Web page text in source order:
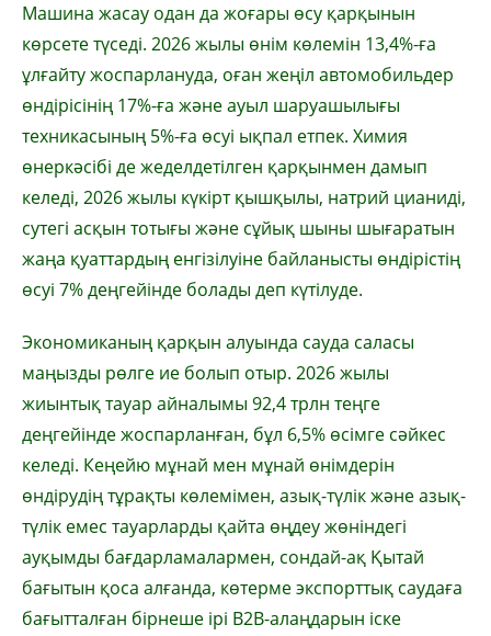
Машина жасау одан да жоғары өсу қарқынын
көрсете түседі. 2026 жылы өнім көлемін 13,4%-ға
ұлғайту жоспарлануда, оған жеңіл автомобильдер
өндірісінің 17%-ға және ауыл шаруашылығы
техникасының 5%-ға өсуі ықпал етпек. Химия
өнеркәсібі де жеделдетілген қарқынмен дамып
келеді, 2026 жылы күкірт қышқылы, натрий цианиді,
сутегі асқын тотығы және сұйық шыны шығаратын
жаңа қуаттардың енгізілуіне байланысты өндірістің
өсуі 7% деңгейінде болады деп күтілуде.
Экономиканың қарқын алуында сауда саласы
маңызды рөлге ие болып отыр. 2026 жылы
жиынтық тауар айналымы 92,4 трлн теңге
деңгейінде жоспарланған, бұл 6,5% өсімге сәйкес
келеді. Кеңейю мұнай мен мұнай өнімдерін
өндірудің тұрақты көлемімен, азық-түлік және азық-
түлік емес тауарларды қайта өңдеу жөніндегі
ауқымды бағдарламалармен, сондай-ақ Қытай
бағытын қоса алғанда, көтерме экспорттық саудаға
бағытталған бірнеше ірі B2B-алаңдарын іске